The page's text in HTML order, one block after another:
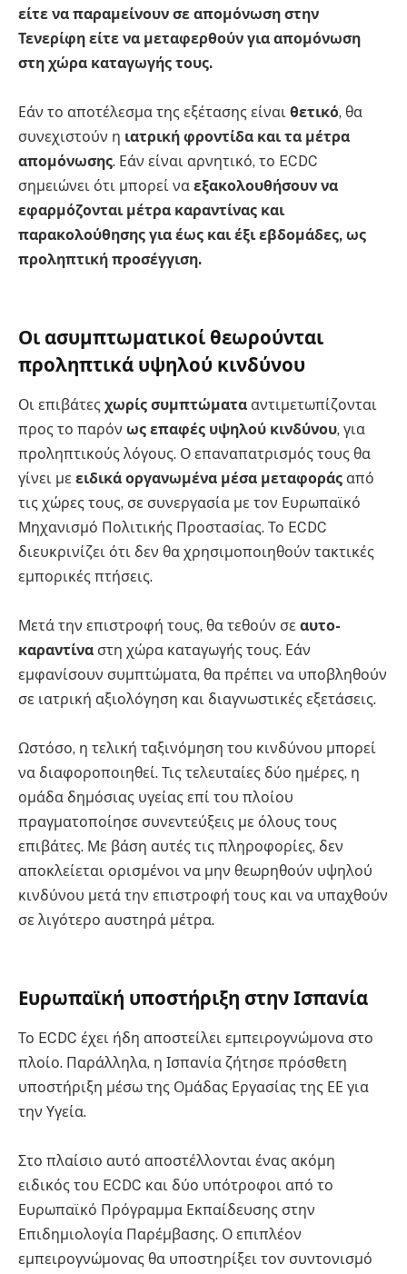
είτε να παραμείνουν σε απομόνωση στην
Τενερίφη είτε να μεταφερθούν για απομόνωση
στη χώρα καταγωγής τους.
Εάν το αποτέλεσμα της εξέτασης είναι θετικό, θα
συνεχιστούν η ιατρική φροντίδα και τα μέτρα
απομόνωσης. Εάν είναι αρνητικό, το ECDC
σημειώνει ότι μπορεί να εξακολουθήσουν να
εφαρμόζονται μέτρα καραντίνας και
παρακολούθησης για έως και έξι εβδομάδες, ως
προληπτική προσέγγιση.
Οι ασυμπτωματικοί θεωρούνται
προληπτικά υψηλού κινδύνου
Οι επιβάτες χωρίς συμπτώματα αντιμετωπίζονται
προς το παρόν ως επαφές υψηλού κινδύνου, για
προληπτικούς λόγους. Ο επαναπατρισμός τους θα
γίνει με ειδικά οργανωμένα μέσα μεταφοράς από
τις χώρες τους, σε συνεργασία με τον Ευρωπαϊκό
Μηχανισμό Πολιτικής Προστασίας. Το ECDC
διευκρινίζει ότι δεν θα χρησιμοποιηθούν τακτικές
εμπορικές πτήσεις.
Μετά την επιστροφή τους, θα τεθούν σε αυτο-
καραντίνα στη χώρα καταγωγής τους. Εάν
εμφανίσουν συμπτώματα, θα πρέπει να υποβληθούν
σε ιατρική αξιολόγηση και διαγνωστικές εξετάσεις.
Ωστόσο, η τελική ταξινόμηση του κινδύνου μπορεί
να διαφοροποιηθεί. Τις τελευταίες δύο ημέρες, η
ομάδα δημόσιας υγείας επί του πλοίου
πραγματοποίησε συνεντεύξεις με όλους τους
επιβάτες. Με βάση αυτές τις πληροφορίες, δεν
αποκλείεται ορισμένοι να μην θεωρηθούν υψηλού
κινδύνου μετά την επιστροφή τους και να υπαχθούν
σε λιγότερο αυστηρά μέτρα.
Ευρωπαϊκή υποστήριξη στην Ισπανία
Το ECDC έχει ήδη αποστείλει εμπειρογνώμονα στο
πλοίο. Παράλληλα, η Ισπανία ζήτησε πρόσθετη
υποστήριξη μέσω της Ομάδας Εργασίας της ΕΕ για
την Υγεία.
Στο πλαίσιο αυτό αποστέλλονται ένας ακόμη
ειδικός του ECDC και δύο υπότροφοι από το
Ευρωπαϊκό Πρόγραμμα Εκπαίδευσης στην
Επιδημιολογία Παρέμβασης. Ο επιπλέον
εμπειρογνώμονας θα υποστηρίξει τον συντονισμό